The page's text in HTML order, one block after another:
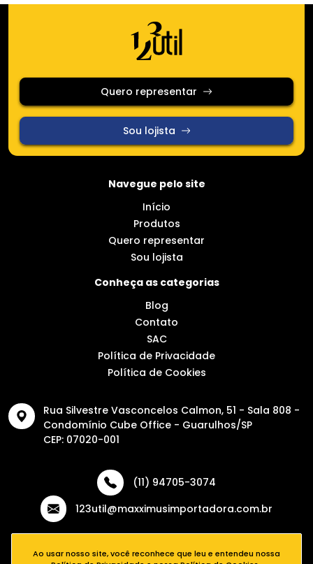
Queima de Estoque
Cerâmica
Somente em promoção
Quero representar
Sou lojista
Navegue pelo site
Início
Produtos
Quero representar
Sou lojista
Conheça as categorias
Blog
Contato
SAC
Política de Privacidade
Política de Cookies
Rua Silvestre Vasconcelos Calmon, 51 - Sala 808 -
Condomínio Cube Office - Guarulhos/SP
CEP: 07020-001
(11) 94705-3074
123util@maxximusimportadora.com.br
Ao usar nosso site, você reconhece que leu e entendeu nossa